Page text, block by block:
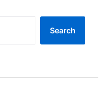
Search